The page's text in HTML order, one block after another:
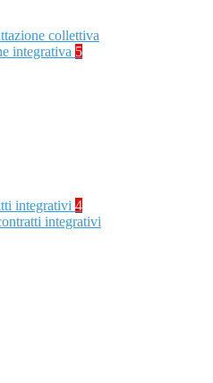
collettiva
integrativa 5
integrativi 4
integrativi